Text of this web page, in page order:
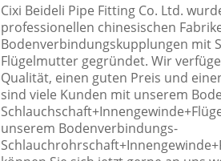
Cixi Beideli Pipe Fitting Co. Ltd.
professionellen chinesischen
Bodenverbindungskupplungen mit
Flügelmutter gegründet. Wir
Qualität, einen guten Preis und
sind viele Kunden mit unserem
unserem Bodenverbindungs-